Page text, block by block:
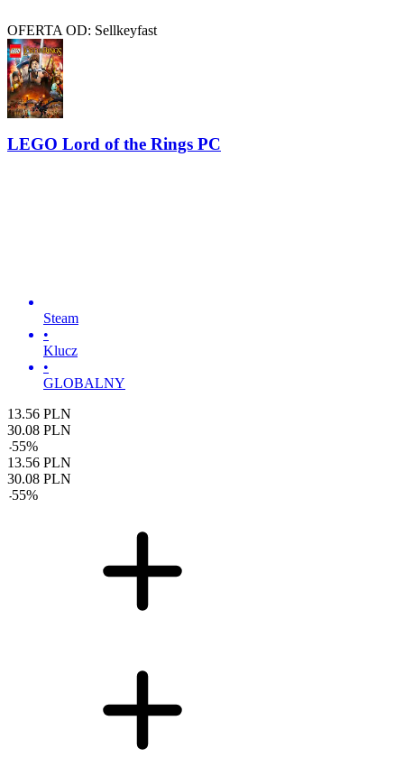
OFERTA OD: Sellkeyfast
LEGO Lord of the Rings PC
Steam
•
Klucz
•
GLOBALNY
13.56 PLN
30.08 PLN
-55%
13.56 PLN
30.08 PLN
-55%